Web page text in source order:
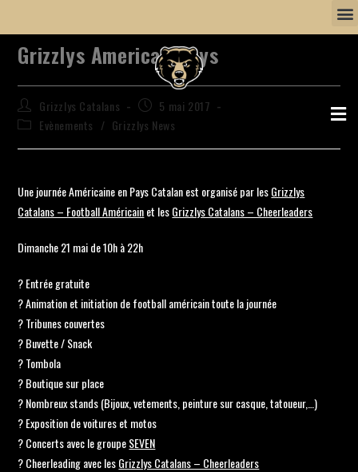
Grizzlys American Days
Grizzlys Catalans
5 mai 2017
Evènements / Grizzlys News
Une journée Américaine en Pays Catalan est organisé par lesGrizzlys
Catalans – Football Américainet lesGrizzlys Catalans – Cheerleaders
Dimanche 21 mai de 10h à 22h
? Entrée gratuite
? Animation et initiation de football américain toute la journée
? Tribunes couvertes
? Buvette / Snack
? Tombola
? Boutique sur place
? Nombreux stands (Bijoux, vetements, peinture sur casque, tatoueur,…)
? Exposition de voitures et motos
? Concerts avec le groupeSEVEN
? Cheerleading avec lesGrizzlys Catalans – Cheerleaders